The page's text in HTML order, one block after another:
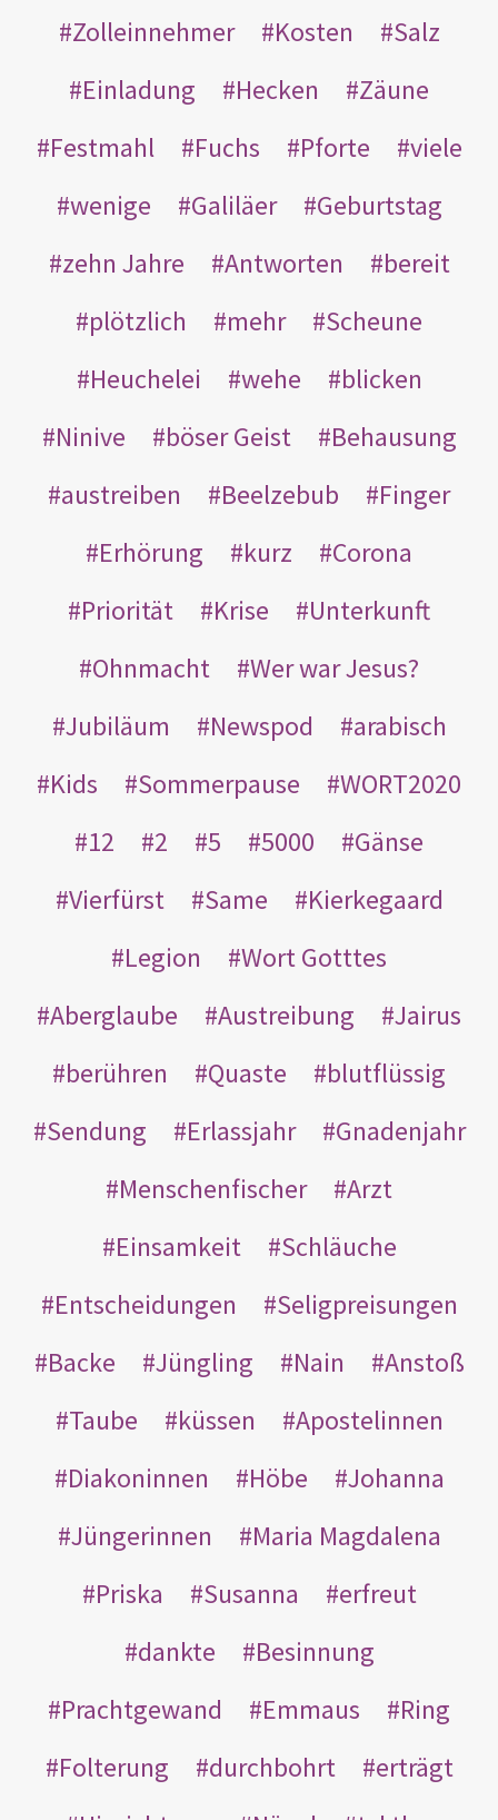
Zolleinnehmer Kosten
Salz
Einladung
Hecken
Zäune
Festmahl
Fuchs Pforte
viele
wenige
Galiläer
Geburtstag
zehn Jahre
Antworten
bereit
plötzlich
mehr
Scheune
Heuchelei
wehe
blicken
Ninive
böser Geist
Behausung
austreiben
Beelzebub
Finger
Erhörung
kurz
Corona
Priorität
Krise
Unterkunft
Ohnmacht
Wer war Jesus?
Jubiläum
Newspod
arabisch
Kids
Sommerpause
WORT2020
12
2 5 5000
Gänse
Vierfürst
Same
Kierkegaard
Legion
Wort Gotttes
Aberglaube
Austreibung
Jairus
berühren
Quaste
blutflüssig
Sendung
Erlassjahr
Gnadenjahr
Menschenfischer
Arzt
Einsamkeit
Schläuche
Entscheidungen
Seligpreisungen
Backe
Jüngling Nain
Anstoß
Taube
küssen
Apostelinnen
Diakoninnen
Höbe
Johanna
Jüngerinnen
Maria Magdalena
Priska
Susanna
erfreut
dankte
Besinnung
Prachtgewand
Emmaus
Ring
Folterung
durchbohrt
erträgt